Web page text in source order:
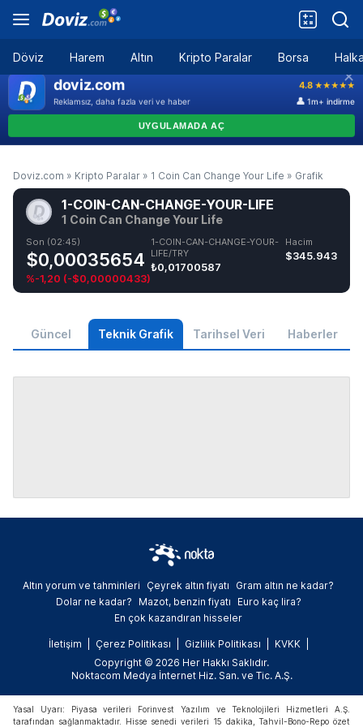
Döviz Harem Altın Kripto Paralar Borsa
Doviz.com » Kripto Paralar » 1 Coin Can Change Your Life » Grafik
1-COIN-CAN-CHANGE-YOUR-LIFE
1 Coin Can Change Your Life
Son (02:45)
$0,00035654
%-1,20 (-$0,00000433)
1-COIN-CAN-CHANGE-YOUR-
LIFE/TRY
₺0,01700587
Hacim
$345.943
Güncel Teknik Grafik Tarihsel Veri Haberler
Altın yorum ve tahminleri Çeyrek altın fiyatı
Gram altın ne kadar?
Dolar ne kadar?
Mazot, benzin fiyatı
Euro kaç lira?
En çok kazandıran hisseler
İletişim Çerez Politikası Gizlilik Politikası
KVKK
Copyright © 2026 Her Hakkı Saklıdır.
Noktacom Medya İnternet Hiz. San. ve Tic. A.Ş.
Yasal Uyarı: Piyasa verileri Forinvest Yazılım ve Teknolojileri Hizmetleri A.Ş.
tarafından sağlanmaktadır. Hisse senedi verileri 15 dakika, Tahvil-Bono-Repo özet